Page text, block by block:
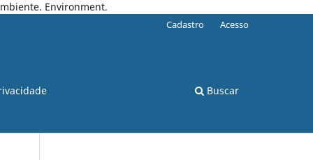
Environment.
Buscar
Cadastro Acesso